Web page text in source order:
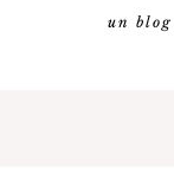
un blog